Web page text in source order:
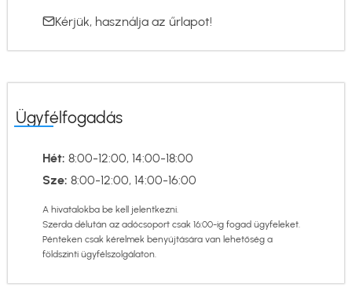
Kérjük, használja az űrlapot!
Ügyfélfogadás
Hét: 8:00-12:00, 14:00-18:00
Sze: 8:00-12:00, 14:00-16:00
A hivatalokba be kell jelentkezni.
Szerda délután az adócsoport csak 16:00-ig fogad ügyfeleket.
Pénteken csak kérelmek benyújtására van lehetőség a
földszinti ügyfélszolgálaton.